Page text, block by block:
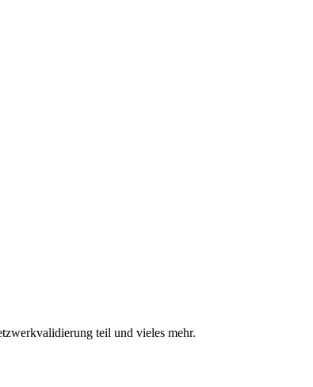
teil und vieles mehr.